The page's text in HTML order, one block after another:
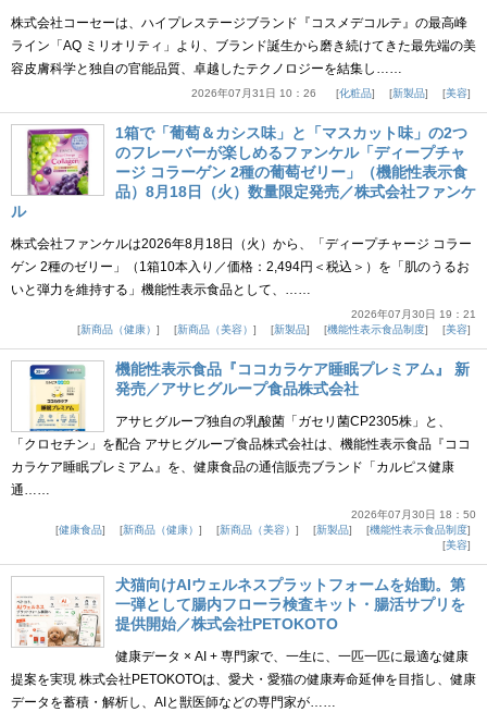
株式会社コーセーは、ハイプレステージブランド『コスメデコルテ』の最高峰
ライン「AQ ミリオリティ」より、ブランド誕生から磨き続けてきた最先端の美
容皮膚科学と独自の官能品質、卓越したテクノロジーを結集し……
2026年07月31日 10：26 化粧品 新製品 美容
1箱で「葡萄＆カシス味」と「マスカット味」の2つ
のフレーバーが楽しめるファンケル「ディープチャ
ージ コラーゲン 2種の葡萄ゼリー」（機能性表示食
品）8月18日（火）数量限定発売／株式会社ファンケ
ル
株式会社ファンケルは2026年8月18日（火）から、「ディープチャージ コラー
ゲン 2種のゼリー」（1箱10本入り／価格：2,494円＜税込＞）を「肌のうるお
いと弾力を維持する」機能性表示食品として、……
2026年07月30日 19：21
新商品（健康）
新商品（美容） 新製品 機能性表示食品制度 美容
機能性表示食品『ココカラケア睡眠プレミアム』 新
発売／アサヒグループ食品株式会社
アサヒグループ独自の乳酸菌「ガセリ菌CP2305株」と、
「クロセチン」を配合 アサヒグループ食品株式会社は、機能性表示食品『ココ
カラケア睡眠プレミアム』を、健康食品の通信販売ブランド「カルピス健康
通……
2026年07月30日 18：50
健康食品
新商品（健康） 新商品（美容） 新製品
機能性表示食品制度
美容
犬猫向けAIウェルネスプラットフォームを始動。第
一弾として腸内フローラ検査キット・腸活サプリを
提供開始／株式会社PETOKOTO
健康データ × AI + 専門家で、一生に、一匹一匹に最適な健康
提案を実現 株式会社PETOKOTOは、愛犬・愛猫の健康寿命延伸を目指し、健康
データを蓄積・解析し、AIと獣医師などの専門家が……